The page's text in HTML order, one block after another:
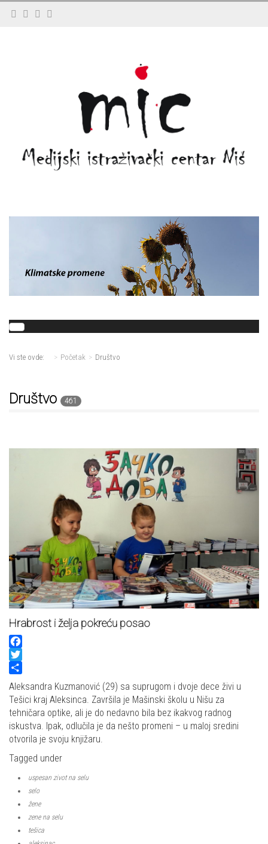
Vi ste ovde: Početak Društvo
Društvo 461
Hrabrost i želja pokreću posao
Facebook
Twitter
Share
Aleksandra Kuzmanović (29) sa suprugom i dvoje dece živi u
Tešici kraj Aleksinca. Završila je Mašinski školu u Nišu za
tehničara optike, ali je do nedavno bila bez ikakvog radnog
iskustva. Ipak, odlučila je da nešto promeni – u maloj sredini
otvorila je svoju knjižaru.
Tagged under
uspesan zivot na selu
selo
žene
zene na selu
tešica